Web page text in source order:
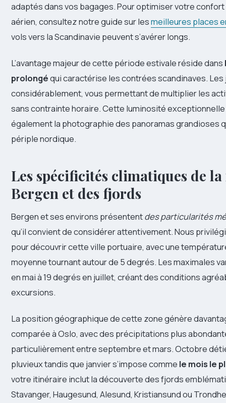
adaptés dans vos bagages. Pour optimiser votre
aérien, consultez notre guide sur lesmeilleures places
vols vers la Scandinavie peuvent s’avérer longs.
L’avantage majeur de cette période estivale réside dans
prolongéqui caractérise les contrées scandinaves. Les
considérablement, vous permettant de multiplier les
sans contrainte horaire. Cette luminosité
également la photographie des panoramas grandioses
périple nordique.
Les spécificités climatiques de
Bergen et des fjords
Bergen et ses environs présententdes particularités
qu’il convient de considérer attentivement. Nous
pour découvrir cette ville portuaire, avec une
moyenne tournant autour de 5 degrés. Les maximales
en mai à 19 degrés en juillet, créant des conditions
excursions.
La position géographique de cette zone génère
comparée à Oslo, avec des précipitations plus
particulièrement entre septembre et mars. Octobre
pluvieux tandis que janvier s’impose comme le mois le
votre itinéraire inclut la découverte des fjords
Stavanger, Haugesund, Alesund, Kristiansund ou